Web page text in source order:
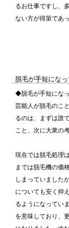
るお仕事ですし、
ない方が得策であ
脱毛が手短にな
◆脱毛が手短にな
芸能人が脱毛のこ
るのは、まずは誰
こと、次に大衆の
現在では脱毛処理
までは脱毛機の価
しまっていました
についても安く抑
るようになってい
を意味しており、